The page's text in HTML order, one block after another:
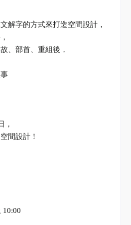
解字的方式來打造空間設計，
、部首、重組後，
，
間設計！
10:00